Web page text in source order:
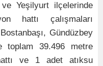
Yeşilyurt ilçelerinde
hattı çalışmaları
Gündüzbey
toplam 39.496 metre
ve 1 adet atıksu